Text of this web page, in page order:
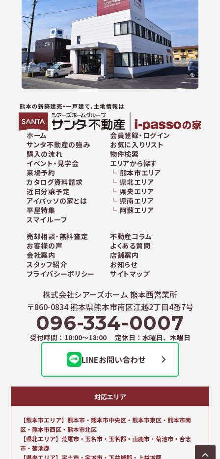
ホーム
サンタ不動産の強み
購入の流れ
イベント・見学会
来場予約
カタログ資料請求
近日分譲予定
アイパッソの家とは
平屋特集
スマイルーフ
会員登録・ログイン
お気に入りリスト
物件検索
エリアから探す
熊本市エリア
県北エリア
県央エリア
県南エリア
阿蘇エリア
売却相談・無料査定
不動産コラム
お客様の声
よくある質問
会社案内
店舗案内
スタッフ紹介
お知らせ
プライバシーポリシー
サイトマップ
株式会社シアーズホーム 熊本西営業所
〒860-0834 熊本県熊本市南区江越2丁目4番7号
096-334-0007
受付時間：10:00～18:00 定休日：水曜日、木曜日
LINEお問い合わせ
対応エリア
【熊本市エリア】熊本市・熊本市中央区・熊本市東区・熊本市南
区・熊本市西区・熊本市北区
【県北エリア】荒尾市・玉名市・玉名郡・山鹿市・菊池市・合志
市・菊池郡
【県央エリア】宇土市・宇城市・下益城郡・上益城郡